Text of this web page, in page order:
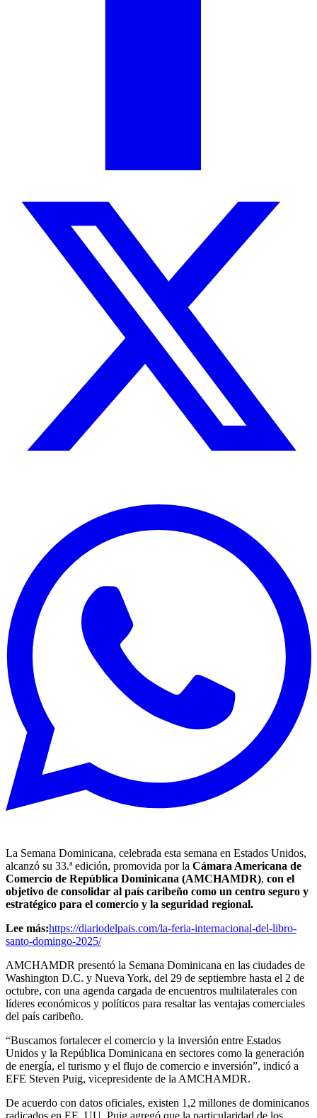
La Semana Dominicana, celebrada esta semana en Estados Unidos,
alcanzó su 33.ª edición, promovida por la Cámara Americana de
Comercio de República Dominicana (AMCHAMDR), con el
objetivo de consolidar al país caribeño como un centro seguro y
estratégico para el comercio y la seguridad regional.
Lee más:https://diariodelpais.com/la-feria-internacional-del-libro-
santo-domingo-2025/
AMCHAMDR presentó la Semana Dominicana en las ciudades de
Washington D.C. y Nueva York, del 29 de septiembre hasta el 2 de
octubre, con una agenda cargada de encuentros multilaterales con
líderes económicos y políticos para resaltar las ventajas comerciales
del país caribeño.
“Buscamos fortalecer el comercio y la inversión entre Estados
Unidos y la República Dominicana en sectores como la generación
de energía, el turismo y el flujo de comercio e inversión”, indicó a
EFE Steven Puig, vicepresidente de la AMCHAMDR.
De acuerdo con datos oficiales, existen 1,2 millones de dominicanos
radicados en EE. UU. Puig agregó que la particularidad de los